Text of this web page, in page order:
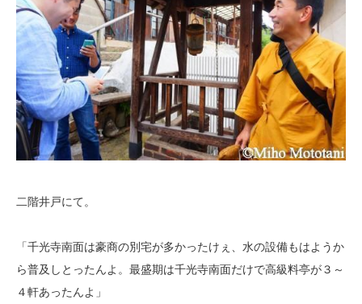
二階井戸にて。
「千光寺南面は豪商の別宅が多かったけぇ、水の設備もはようか
ら普及しとったんよ。最盛期は千光寺南面だけで高級料亭が３～
４軒あったんよ」